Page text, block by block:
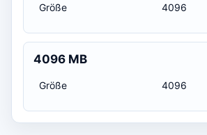
Größe 4096
4096 MB
Größe 4096